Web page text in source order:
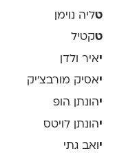
טליה נוימן
טקטיל
יאיר ולדן
יאסיק מורבצ'יק
יהונתן הופ
יהונתן לויטס
י ואב גתי